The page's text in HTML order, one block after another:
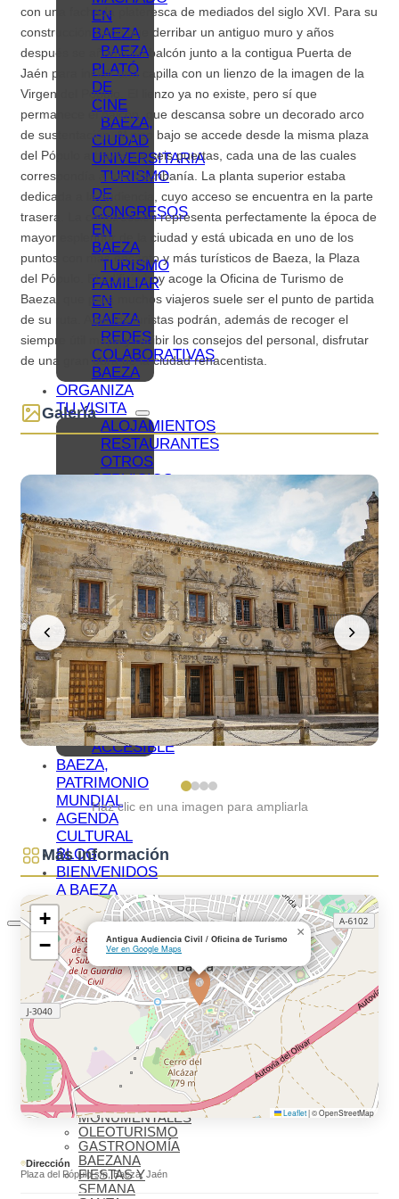
EN
BAEZA
BAEZA
PLATÓ
DE
CINE
BAEZA,
CIUDAD
UNIVERSITARIA
TURISMO
DE
CONGRESOS
EN
BAEZA
TURISMO
FAMILIAR
EN
BAEZA
REDES
COLABORATIVAS
BAEZA
ORGANIZA
TU VISITA
ALOJAMIENTOS
RESTAURANTES
OTROS
SERVICIOS
TURÍSTICOS
PLANOS
CÓMO
LLEGAR
A
BAEZA
APARCAMIENTO
Y
TRANSPORTE
PÚBLICO
OFICINA
DE
TURISMO
BAEZA
ACCESIBLE
BAEZA,
PATRIMONIO
MUNDIAL
AGENDA
CULTURAL
BLOG
BIENVENIDOS
A BAEZA
QUÉ VER
IMPRESCINDIBLES
QUÉ VER –
MONUMENTOS
MUSEOS
QUÉ VER –
GRANDE
VISITAS
VIRTUALES
RUTAS Y
GUÍAS
MONUMENTALES
OLEOTURISMO
GASTRONOMÍA
BAEZANA
FIESTAS Y
SEMANA
con una fachada plateresca de mediados del siglo XVI. Para su
construcción hubo que derribar un antiguo muro y años
después se añadió un balcón junto a la contigua Puerta de
Jaén para incluir una capilla con un lienzo de la imagen de la
Virgen del Pópulo. El lienzo ya no existe, pero sí que
permanece el balcón, que descansa sobre un decorado arco
de sustentación. Al piso bajo se accede desde la misma plaza
del Pópulo a través de seis puertas, cada una de las cuales
correspondía a una Escribanía. La planta superior estaba
dedicada a la Audiencia, cuyo acceso se encuentra en la parte
trasera. La construcción representa perfectamente la época de
mayor esplendor de la ciudad y está ubicada en uno de los
puntos con más encanto y más turísticos de Baeza, la Plaza
del Pópulo. El edificio hoy acoge la Oficina de Turismo de
Baeza, que para muchos viajeros suele ser el punto de partida
de su ruta. Aquí los turistas podrán, además de recoger el
siempre útil mapa y recibir los consejos del personal, disfrutar
de una gran obra de la ciudad renacentista.
Galería
Haz clic en una imagen para ampliarla
Más información
Antigua Audiencia Civil / Oficina de Turismo
Ver en Google Maps
×
+
−
Leaflet|© OpenStreetMap
Dirección
Plaza del Pópulo s/n, Baeza, Jaén